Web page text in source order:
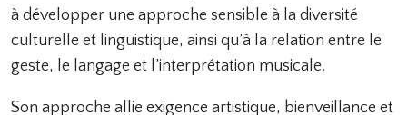
à développer une approche sensible à la diversité
culturelle et linguistique, ainsi qu’à la relation entre le
geste, le langage et l’interprétation musicale.
Son approche allie exigence artistique, bienveillance et